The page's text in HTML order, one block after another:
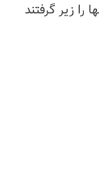
را زیر گرفتند